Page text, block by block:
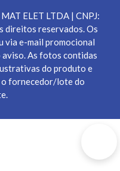
ELET LTDA | CNPJ:
reservados. Os
via e-mail promocional
aviso. As fotos contidas
do produto e
o fornecedor/lote do